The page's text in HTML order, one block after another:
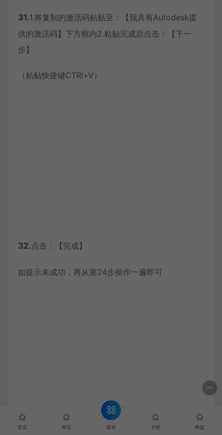
31.1.将复制的激活码粘贴至：【我具有Autodesk提
供的激活码】下方框内2.粘贴完成后点击：【下一
步】
（粘贴快捷键CTRl+V）
32.点击：【完成】
如提示未成功，再从第24步操作一遍即可
首页 考证 菜单 卡密 网盘